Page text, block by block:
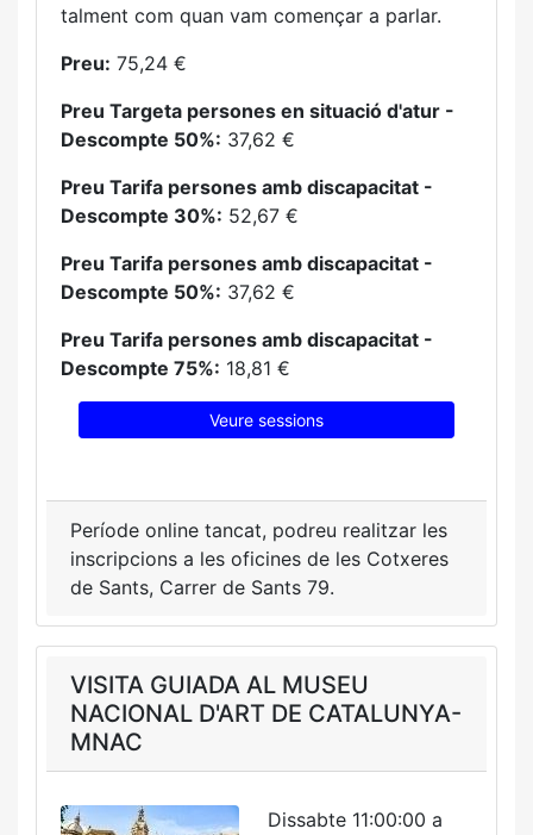
talment com quan vam començar a parlar.
Preu: 75,24 €
Preu Targeta persones en situació d'atur -
Descompte 50%: 37,62 €
Preu Tarifa persones amb discapacitat -
Descompte 30%: 52,67 €
Preu Tarifa persones amb discapacitat -
Descompte 50%: 37,62 €
Preu Tarifa persones amb discapacitat -
Descompte 75%: 18,81 €
Veure sessions
Període online tancat, podreu realitzar les
inscripcions a les oficines de les Cotxeres
de Sants, Carrer de Sants 79.
VISITA GUIADA AL MUSEU
NACIONAL D'ART DE CATALUNYA-
MNAC
Dissabte 11:00:00 a